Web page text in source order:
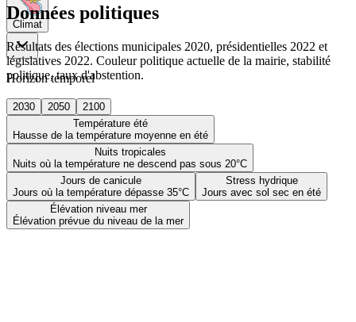
Climat
Horizon temporel
2030 2050
2100
Température été
Hausse de la température moyenne en été
Nuits tropicales
Nuits où la température ne descend pas sous 20°C
Jours de canicule
Jours où la température dépasse 35°C
Stress hydrique
Jours avec sol sec en été
Élévation niveau mer
Élévation prévue du niveau de la mer
Données politiques
Résultats des élections municipales 2020, présidentielles 2022 et
législatives 2022. Couleur politique actuelle de la mairie, stabilité
politique, taux d'abstention.